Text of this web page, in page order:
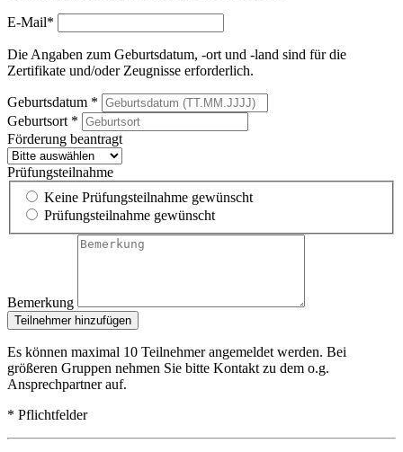
E-Mail*
Die Angaben zum Geburtsdatum, -ort und -land sind für die
Zertifikate und/oder Zeugnisse erforderlich.
Geburtsdatum *
Geburtsort *
Förderung beantragt
Prüfungsteilnahme
Keine Prüfungsteilnahme gewünscht
Prüfungsteilnahme gewünscht
Bemerkung
Teilnehmer hinzufügen
Es können maximal 10 Teilnehmer angemeldet werden. Bei
größeren Gruppen nehmen Sie bitte Kontakt zu dem o.g.
Ansprechpartner auf.
* Pflichtfelder